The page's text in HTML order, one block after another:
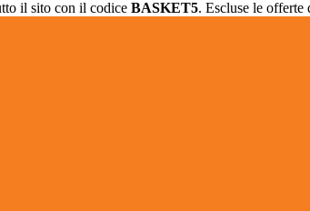
il sito con il codice BASKET5. Escluse le offerte